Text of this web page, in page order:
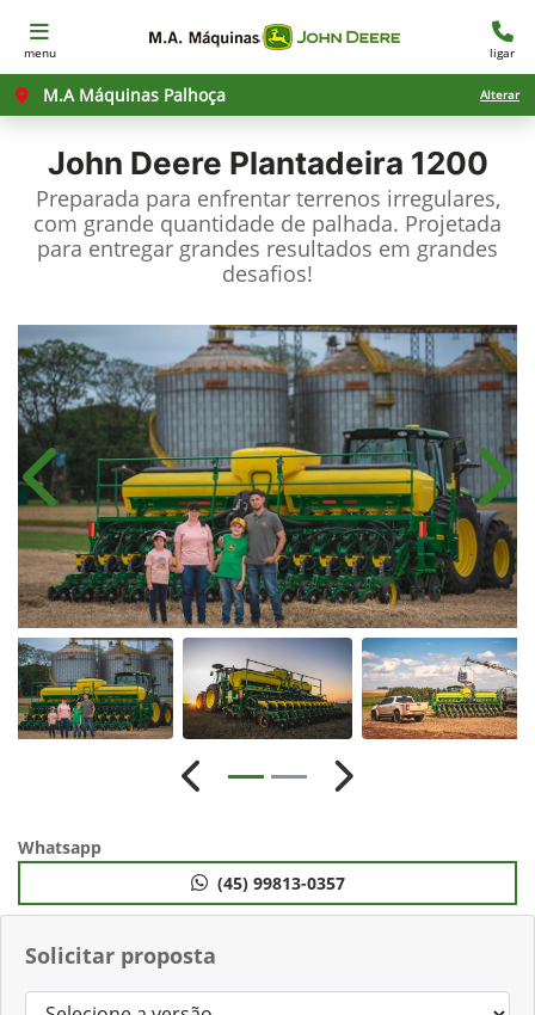
menu ligar
M.A Máquinas Palhoça Alterar
John Deere Plantadeira 1200
Preparada para enfrentar terrenos irregulares,
com grande quantidade de palhada. Projetada
para entregar grandes resultados em grandes
desafios!​
Solicitar proposta
Anterior
Anterior Próximo
Whatsapp
(45) 99813-0357